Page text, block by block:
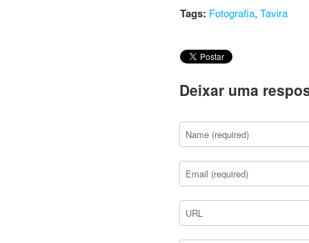
Tags: Fotografia, Tavira
Deixar uma